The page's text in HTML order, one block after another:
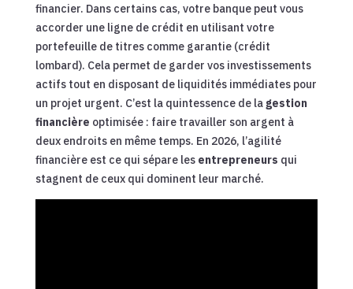
financier. Dans certains cas, votre banque peut vous
accorder une ligne de crédit en utilisant votre
portefeuille de titres comme garantie (crédit
lombard). Cela permet de garder vos investissements
actifs tout en disposant de liquidités immédiates pour
un projet urgent. C’est la quintessence de la gestion
financière optimisée : faire travailler son argent à
deux endroits en même temps. En 2026, l’agilité
financière est ce qui sépare les entrepreneurs qui
stagnent de ceux qui dominent leur marché.